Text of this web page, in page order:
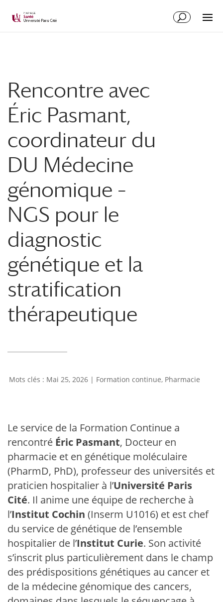
Rencontre avec
Éric Pasmant,
coordinateur du
DU Médecine
génomique –
NGS pour le
diagnostic
génétique et la
stratification
thérapeutique
Mai 25, 2026 | Formation continue, Pharmacie
Le service de la Formation Continue a
rencontré Éric Pasmant, Docteur en
pharmacie et en génétique moléculaire
(PharmD, PhD), professeur des universités et
praticien hospitalier à l’Université Paris
Cité. Il anime une équipe de recherche à
l’Institut Cochin (Inserm U1016) et est chef
du service de génétique de l’ensemble
hospitalier de l’Institut Curie. Son activité
s’inscrit plus particulièrement dans le champ
des prédispositions génétiques au cancer et
de la médecine génomique des cancers,